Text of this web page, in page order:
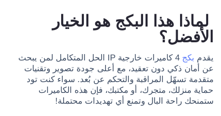
لماذا هذا البكج هو الخيار
الأفضل؟
يقدم بكج
4 كاميرات خارجية IP الحل المتكامل لمن يبحث
عن أمان ذكي دون تعقيد، مع أعلى جودة تصوير وتقنيات
متقدمة تسهّل المراقبة والتحكم عن بُعد. سواء كنت تود
حماية منزلك، متجرك، أو مكتبك، فإن هذه الكاميرات
ستمنحك راحة البال وتمنع أي تهديدات محتملة!